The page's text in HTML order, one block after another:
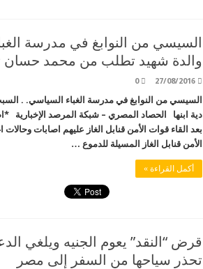
والدة شهيد تطلب من محمد حسان
27/08/2016
0
دية ابنها الحصاد المصري – شبكة المرصد الإخبارية
بعد القاء قوات الأمن قنابل الغاز عليهم اصابات
الأمن قنابل الغاز المسيلة للدموع …
أكمل القراءة »
تحذر سياحها من السفر إلى مصر